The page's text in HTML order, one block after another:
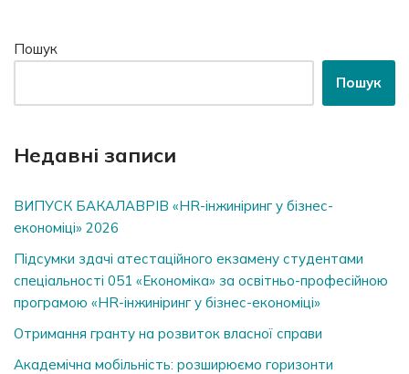
Пошук
Пошук
Недавні записи
ВИПУСК БАКАЛАВРІВ «HR-інжиніринг у бізнес-
економіці» 2026
Підсумки здачі атестаційного екзамену студентами
спеціальності 051 «Економіка» за освітньо-професійною
програмою «HR-інжиніринг у бізнес-економіці»
Отримання гранту на розвиток власної справи
Академічна мобільність: розширюємо горизонти